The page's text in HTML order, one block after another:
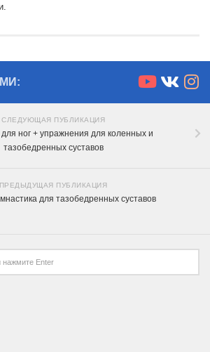
СЛЕДУЮЩАЯ ПУБЛИКАЦИЯ
для ног + упражнения для коленных и
тазобедренных суставов
ПРЕДЫДУЩАЯ ПУБЛИКАЦИЯ
для тазобедренных суставов